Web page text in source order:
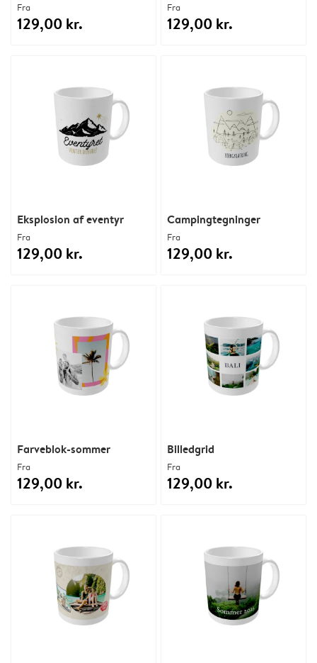
Eksplosion af eventyr
Fra
129,00 kr.
Fra
129,00 kr.
Campingtegninger
Fra
129,00 kr.
Farveblok-sommer
Fra
129,00 kr.
Fra
129,00 kr.
Billedgrid
Fra
129,00 kr.